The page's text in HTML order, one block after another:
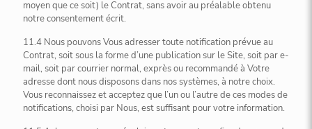
moyen que ce soit) le Contrat, sans avoir au préalable obtenu
notre consentement écrit.
11.4 Nous pouvons Vous adresser toute notification prévue au
Contrat, soit sous la forme d’une publication sur le Site, soit par e-
mail, soit par courrier normal, exprès ou recommandé à Votre
adresse dont nous disposons dans nos systèmes, à notre choix.
Vous reconnaissez et acceptez que l’un ou l’autre de ces modes de
notifications, choisi par Nous, est suffisant pour votre information.